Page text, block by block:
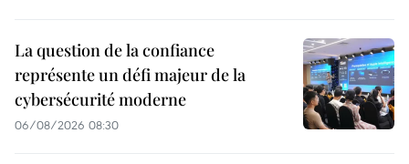
La question de la confiance
représente un défi majeur de la
cybersécurité moderne
06/08/2026 08:30